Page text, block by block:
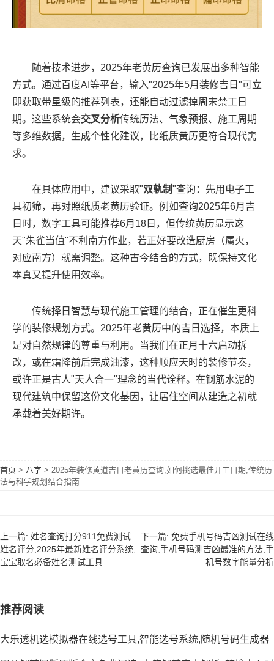
随着技术进步，2025年老黄历查询已发展出多种智能
方式。通过百度AI等平台，输入"2025年5月装修吉日"可立
即获取带星级的推荐列表，还能自动过滤掉周末禁工日
期。这些系统会交叉分析传统历法、气象预报、施工周期
等多维数据，生成个性化建议，比纸质黄历更符合现代需
求。
在具体应用中，建议采取"双轨制"查询：先用电子工
具初筛，再对照纸质老黄历验证。例如查询2025年6月吉
日时，数字工具可能推荐6月18日，但传统黄历显示这
天"朱雀当值"不利南方作业，若正好要改造厨房（属火，
对应南方）就需调整。这种古今结合的方式，既保持文化
本真又提升使用效率。
传统择日智慧与现代施工管理的结合，正在催生更科
学的装修规划方式。2025年老黄历中的吉日选择，本质上
是对自然规律的尊重与利用。当我们在正月十六启动拆
改，或在霜降前后完成油漆，这种顺应天时的装修节奏，
或许正是古人"天人合一"理念的当代诠释。在钢筋水泥的
现代建筑中保留这份文化基因，让居住空间从建造之初就
承载着美好期许。
首页 > 八字 > 2025年装修黄道吉日老黄历查询,如何挑选最佳开工日期,传统历
法与科学规划结合指南
上一篇: 姓名查询打分911免费测试
姓名评分,2025年最新姓名评分系统,
宝宝取名必备姓名测试工具
下一篇: 免费手机号码吉凶测试在线
查询,手机号码测吉凶最准的方法,手
机号数字能量分析
推荐阅读
大乐透机选模拟器在线选号工具,智能选号系统,随机号码生成器